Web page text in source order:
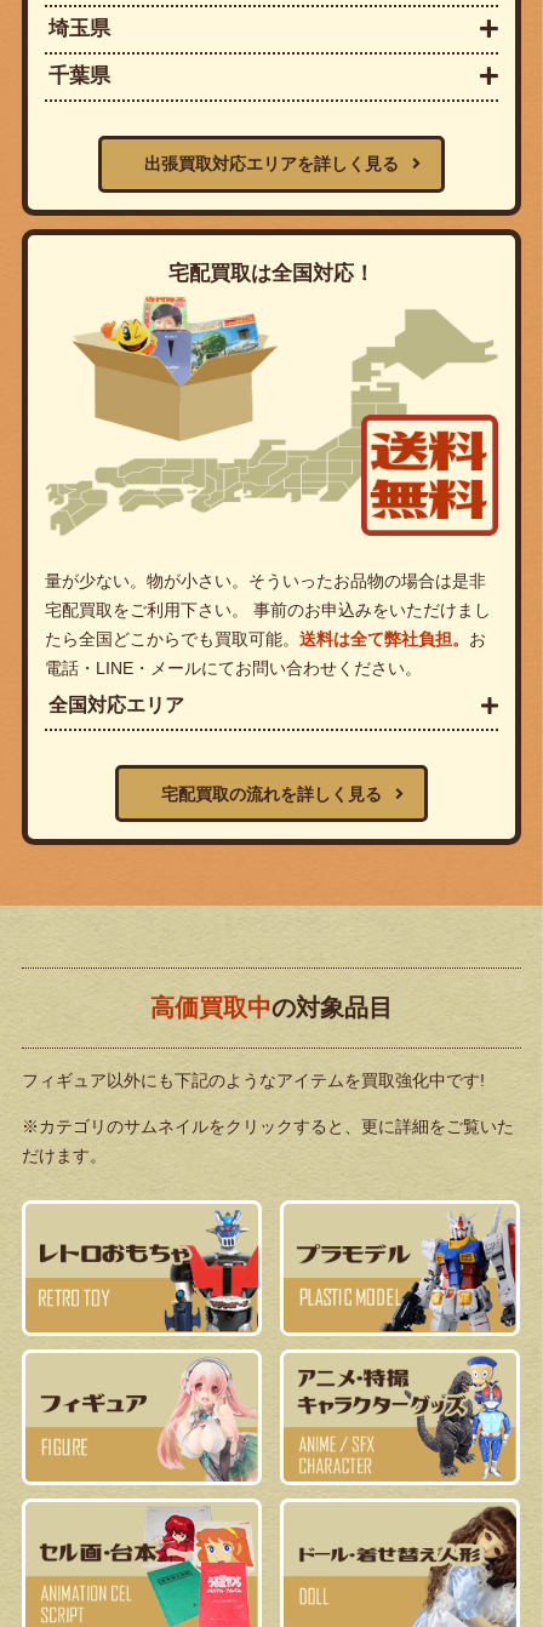
埼玉県
千葉県
出張買取対応エリアを詳しく見る
宅配買取は全国対応！
量が少ない。物が小さい。そういったお品物の場合は是非
宅配買取をご利用下さい。 事前のお申込みをいただけまし
たら全国どこからでも買取可能。 送料は全て弊社負担。 お
電話・LINE・メールにてお問い合わせください。
全国対応エリア
宅配買取の流れを詳しく見る
高価買取中の対象品目
フィギュア以外にも下記のようなアイテムを買取強化中です!
※カテゴリのサムネイルをクリックすると、更に詳細をご覧いた
だけます。